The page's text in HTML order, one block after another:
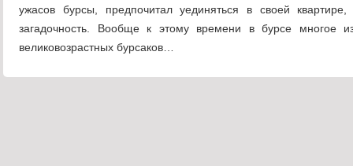
ужасов бурсы, предпочитал уединяться в своей
загадочность. Вообще к этому времени в бурсе многое
великовозрастных бурсаков…